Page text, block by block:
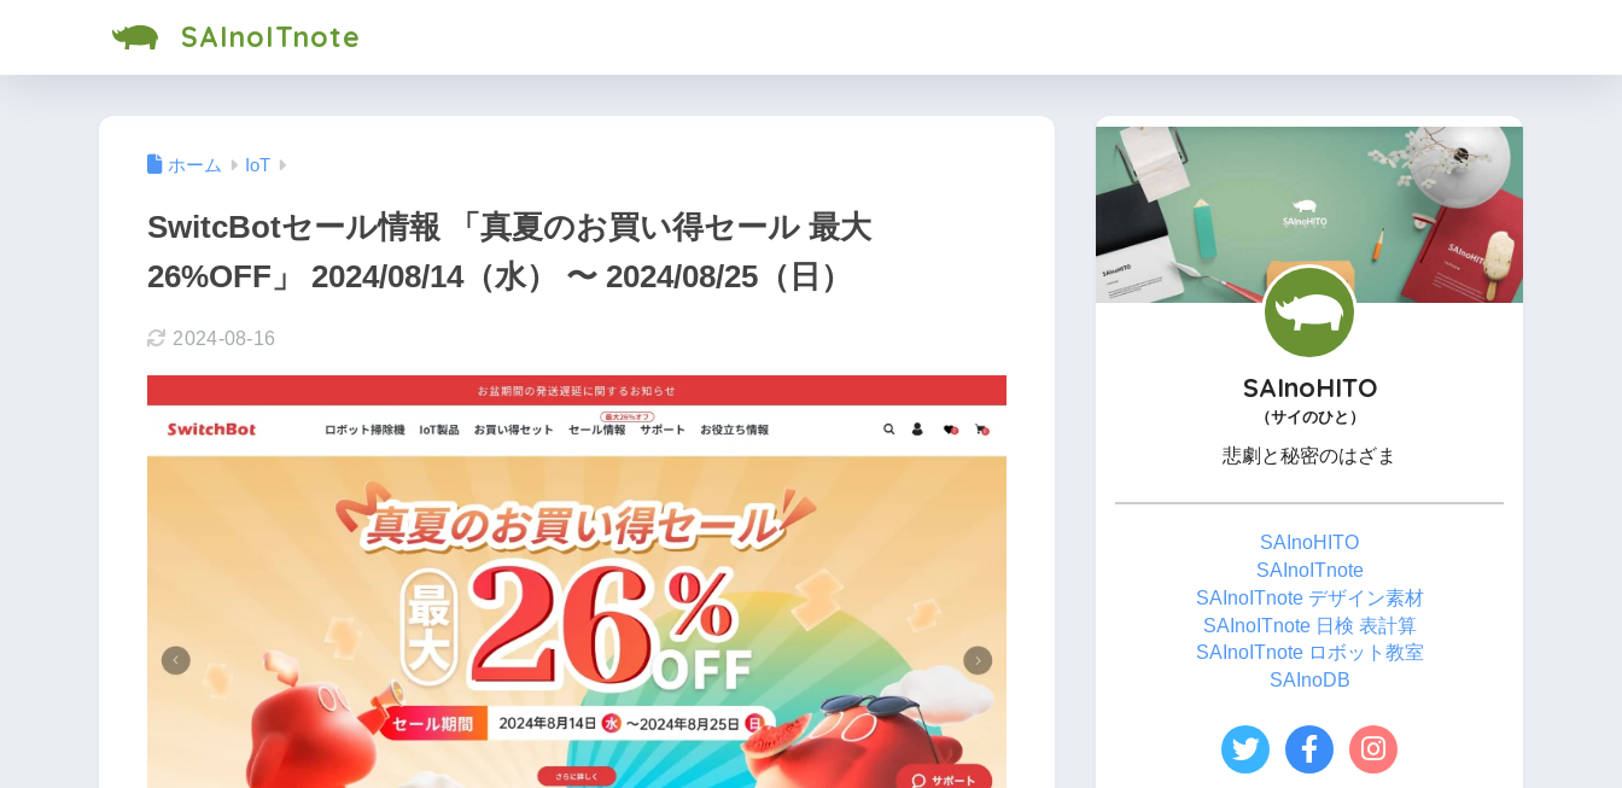
SAInoITnote
ホーム IoT
SwitcBotセール情報 「真夏のお買い得セール 最大
26%OFF」 2024/08/14（水） 〜 2024/08/25（日）
2024-08-16
SAInoHITO
（サイのひと）
悲劇と秘密のはざま
SAInoHITO
SAInoITnote
SAInoITnote デザイン素材
SAInoITnote 日検 表計算
SAInoITnote ロボット教室
SAInoDB